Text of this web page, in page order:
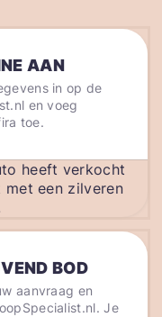
AAN
in op de
en voeg
toe.
BOD
aanvraag en
Je